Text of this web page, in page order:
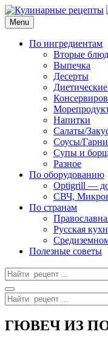
Skip
to
content
Кулинарные рецепты
для домашнего
Menu
По ингредиентам
Вторые
Выпечка
Десерты
Напитки
Салаты/
Соусы/
Супы и
Разное
По оборудованию
Optigrill —
СВЧ,
По странам
Русская
Полезные советы
Search
for:
Search
Search
for:
Site
Overlay
ГЮВЕЧ ИЗ